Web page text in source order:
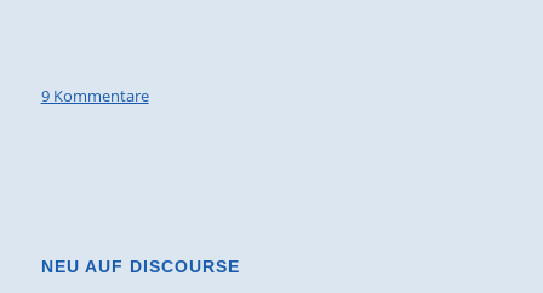
9 Kommentare
NEU AUF DISCOURSE